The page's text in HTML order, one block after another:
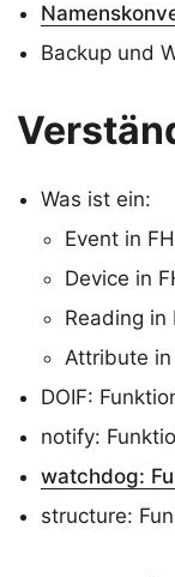
Backup und
Was ist ein:
Event in
Device in
Reading in
Attribute in
DOIF:
notify:
watchdog:
structure: